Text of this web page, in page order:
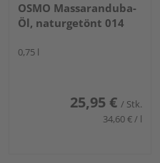
OSMO Massaranduba-
Öl, naturgetönt 014
0,75 l
25,95 € / Stk.
34,60 € / l